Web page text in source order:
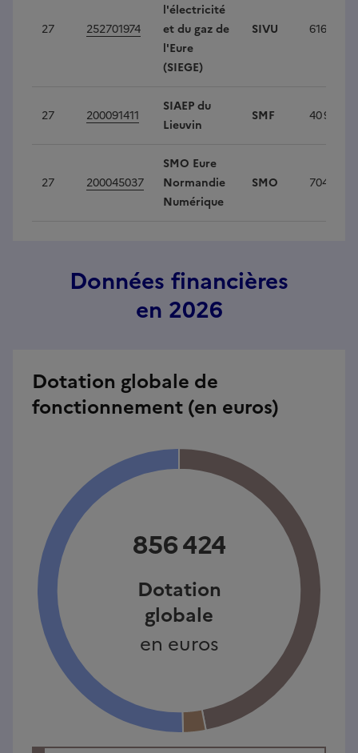
27 252701974
l'électricité
et du gaz de
l'Eure
(SIEGE)
SIVU 616 217
27 200091411
SIAEP du
Lieuvin
SMF 40 947
27 200045037
SMO Eure
Normandie
Numérique
SMO 704 128
Données financières
en 2026
Dotation globale de
fonctionnement (en euros)
856 424
Dotation
globale
en euros